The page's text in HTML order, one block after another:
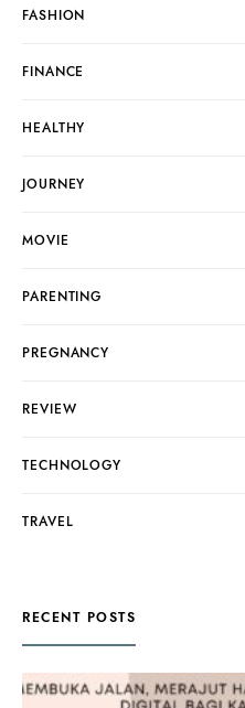
FASHION
FINANCE
HEALTHY
JOURNEY
MOVIE
PARENTING
PREGNANCY
REVIEW
TECHNOLOGY
TRAVEL
RECENT POSTS